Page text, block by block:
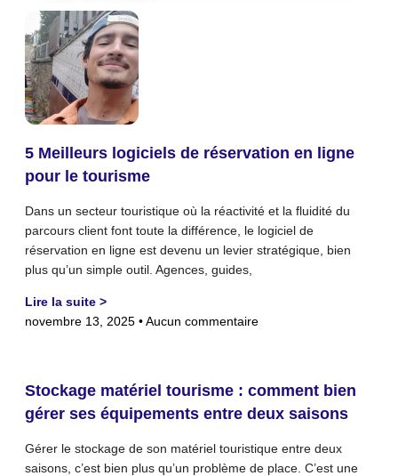
5 Meilleurs logiciels de réservation en ligne
pour le tourisme
Dans un secteur touristique où la réactivité et la fluidité du
parcours client font toute la différence, le logiciel de
réservation en ligne est devenu un levier stratégique, bien
plus qu’un simple outil. Agences, guides,
Lire la suite >
novembre 13, 2025
Aucun commentaire
Stockage matériel tourisme : comment bien
gérer ses équipements entre deux saisons
Gérer le stockage de son matériel touristique entre deux
saisons, c’est bien plus qu’un problème de place. C’est une